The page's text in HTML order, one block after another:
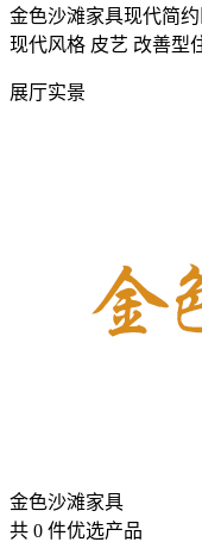
金色沙滩家具现代简
现代风格 皮艺 改善型
展厅实景
金色沙滩家具
共 0 件优选产品